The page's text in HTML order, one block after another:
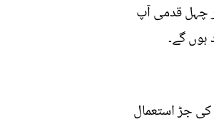
چہل قدمی آپ
ہوں گے۔
جڑ استعمال